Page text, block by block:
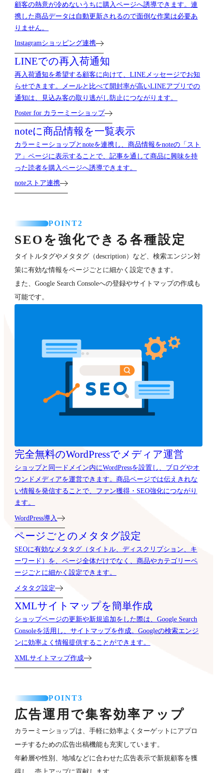
顧客の熱意が冷めないうちに購入ページへ誘導できます。連
携した商品データは自動更新されるので面倒な作業は必要あ
りません。
Instagramショッピング連携
LINEでの再入荷通知
再入荷通知を希望する顧客に向けて、LINEメッセージでお知
らせできます。メールと比べて開封率が高いLINEアプリでの
通知は、見込み客の取り逃がし防止につながります。
Poster for カラーミーショップ
noteに商品情報を一覧表示
カラーミーショップとnoteを連携し、商品情報をnoteの「スト
ア」ページに表示することで、記事を通して商品に興味を持
った読者を購入ページへ誘導できます。
noteストア連携
POINT2
SEOを強化できる各種設定
タイトルタグやメタタグ（description）など、検索エンジン対
策に有効な情報をページごとに細かく設定できます。
また、Google Search Consoleへの登録やサイトマップの作成も
可能です。
完全無料のWordPressでメディア運営
ショップと同一ドメイン内にWordPressを設置し、ブログやオ
ウンドメディアを運営できます。商品ページでは伝えきれな
い情報を発信することで、ファン獲得・SEO強化につながり
ます。
WordPress導入
ページごとのメタタグ設定
SEOに有効なメタタグ（タイトル、ディスクリプション、キ
ーワード）を、ページ全体だけでなく、商品やカテゴリーペ
ージごとに細かく設定できます。
メタタグ設定
XMLサイトマップを簡単作成
ショップページの更新や新規追加をした際は、Google Search
Consoleを活用し、サイトマップを作成。Googleの検索エンジ
ンに効率よく情報提供することができます。
XMLサイトマップ作成
POINT3
広告運用で集客効率アップ
カラーミーショップは、手軽に効率よくターゲットにアプロ
ーチするための広告出稿機能も充実しています。
年齢層や性別、地域などに合わせた広告表示で新規顧客を獲